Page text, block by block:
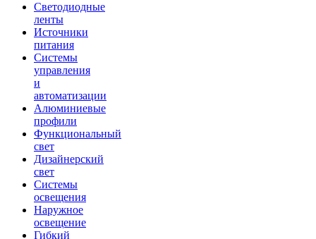
Светодиодные
ленты
Источники
питания
Системы
управления
и
автоматизации
Алюминиевые
профили
Функциональный
свет
Дизайнерский
свет
Системы
освещения
Наружное
освещение
Гибкий